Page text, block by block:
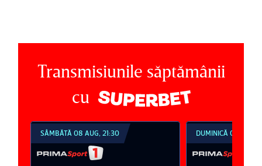
Transmisiunile săptămânii
cu
SÂMBĂTĂ 08 AUG, 21:30 DUMINICĂ 09 AUG,